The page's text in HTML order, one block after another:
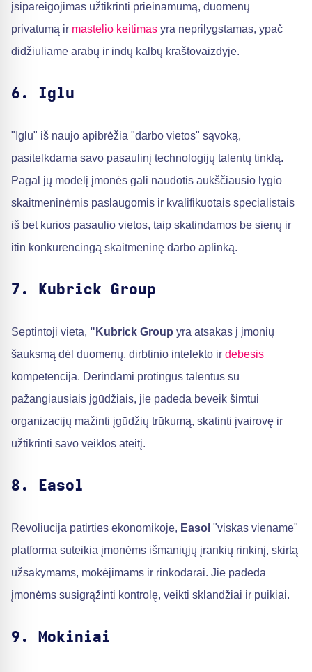
įsipareigojimas užtikrinti prieinamumą, duomenų
privatumą ir mastelio keitimas yra neprilygstamas, ypač
didžiuliame arabų ir indų kalbų kraštovaizdyje.
6. Iglu
"Iglu" iš naujo apibrėžia "darbo vietos" sąvoką,
pasitelkdama savo pasaulinį technologijų talentų tinklą.
Pagal jų modelį įmonės gali naudotis aukščiausio lygio
skaitmeninėmis paslaugomis ir kvalifikuotais specialistais
iš bet kurios pasaulio vietos, taip skatindamos be sienų ir
itin konkurencingą skaitmeninę darbo aplinką.
7. Kubrick Group
Septintoji vieta, "Kubrick Group yra atsakas į įmonių
šauksmą dėl duomenų, dirbtinio intelekto ir debesis
kompetencija. Derindami protingus talentus su
pažangiausiais įgūdžiais, jie padeda beveik šimtui
organizacijų mažinti įgūdžių trūkumą, skatinti įvairovę ir
užtikrinti savo veiklos ateitį.
8. Easol
Revoliucija patirties ekonomikoje, Easol "viskas viename"
platforma suteikia įmonėms išmaniųjų įrankių rinkinį, skirtą
užsakymams, mokėjimams ir rinkodarai. Jie padeda
įmonėms susigrąžinti kontrolę, veikti sklandžiai ir puikiai.
9. Mokiniai